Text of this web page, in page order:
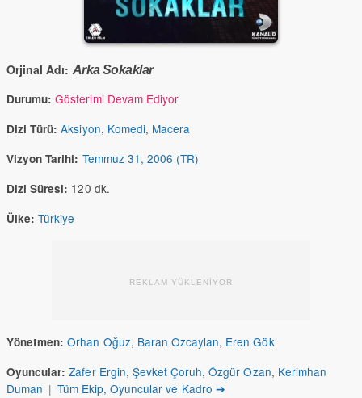
Orjinal Adı: Arka Sokaklar
Durumu: Gösterimi Devam Ediyor
Dizi Türü: Aksiyon, Komedi, Macera
Vizyon Tarihi: Temmuz 31, 2006 (TR)
Dizi Süresi: 120 dk.
Ülke: Türkiye
REKLAM YÜKLENİYOR
Yönetmen: Orhan Oğuz, Baran Ozcaylan, Eren Gök
Oyuncular: Zafer Ergin, Şevket Çoruh,Özgür Ozan, Kerimhan
Duman | Tüm Ekip, Oyuncular ve Kadro ➔